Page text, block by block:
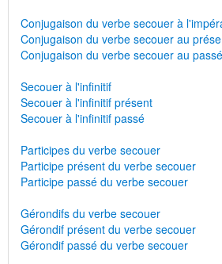
Conjugaison du verbe secouer à
Conjugaison du verbe secouer au
Conjugaison du verbe secouer au
Secouer à l'infinitif
Secouer à l'infinitif présent
Secouer à l'infinitif passé
Participes du verbe secouer
Participe présent du verbe secouer
Participe passé du verbe secouer
Gérondifs du verbe secouer
Gérondif présent du verbe secouer
Gérondif passé du verbe secouer